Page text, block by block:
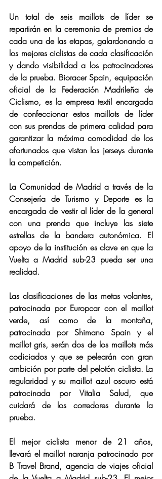
Un total de seis maillots de líder se
repartirán en la ceremonia de premios de
cada una de las etapas, galardonando a
los mejores ciclistas de cada clasificación
y dando visibilidad a los patrocinadores
de la prueba. Bioracer Spain, equipación
oficial de la Federación Madrileña de
Ciclismo, es la empresa textil encargada
de confeccionar estos maillots de líder
con sus prendas de primera calidad para
garantizar la máxima comodidad de los
afortunados que vistan los jerseys durante
la competición.
La Comunidad de Madrid a través de la
Consejería de Turismo y Deporte es la
encargada de vestir al líder de la general
con una prenda que incluye las siete
estrellas de la bandera autonómica. El
apoyo de la institución es clave en que la
Vuelta a Madrid sub-23 pueda ser una
realidad.
Las clasificaciones de las metas volantes,
patrocinada por Europcar con el maillot
verde, así como de la montaña,
patrocinada por Shimano Spain y el
maillot gris, serán dos de los maillots más
codiciados y que se pelearán con gran
ambición por parte del pelotón ciclista. La
regularidad y su maillot azul oscuro está
patrocinada por Vitalia Salud, que
cuidará de los corredores durante la
prueba.
El mejor ciclista menor de 21 años,
llevará el maillot naranja patrocinado por
B Travel Brand, agencia de viajes oficial